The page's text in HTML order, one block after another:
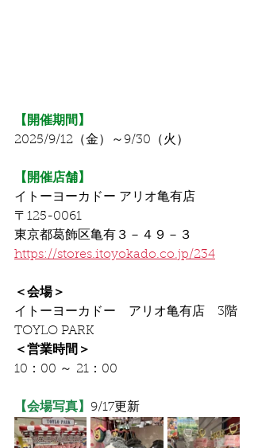
【開催期間】
2025/9/12（金）～9/30（火）
【開催店舗】
イトーヨーカドー アリオ亀有店
〒125-0061
東京都葛飾区亀有３－４９－３
https://stores.itoyokado.co.jp/234
＜会場＞
イトーヨーカドー　アリオ亀有店 3階
TOYLO PARK
＜営業時間＞
10：00 ～ 21：00
【会場写真】 9/17更新